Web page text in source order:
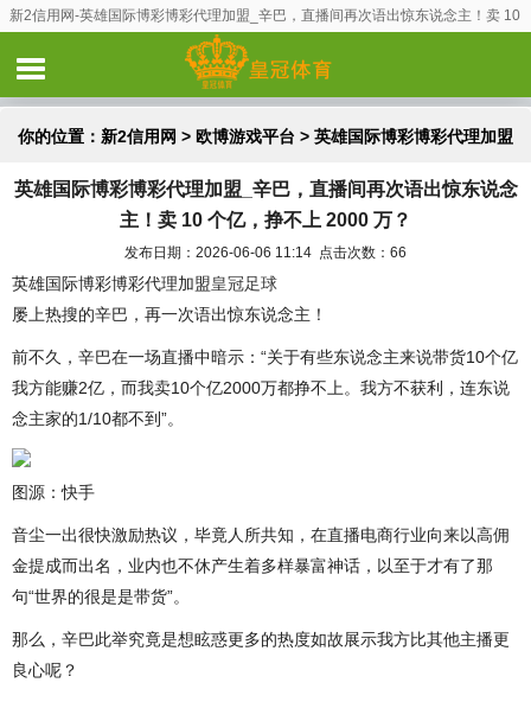
新2信用网-英雄国际博彩博彩代理加盟_辛巴，直播间再次语出惊东说念主！卖 10
你的位置： 新2信用网 > 欧博游戏平台 > 英雄国际博彩博彩代理加盟
_辛巴，直播间再次语出惊东说念主！卖 10 个亿，挣不上 2000
英雄国际博彩博彩代理加盟_辛巴，直播间再次语出惊东说念
主！卖 10 个亿，挣不上 2000 万？
发布日期：2026-06-06 11:14 点击次数：66
英雄国际博彩博彩代理加盟皇冠足球
屡上热搜的辛巴，再一次语出惊东说念主！
前不久，辛巴在一场直播中暗示：“关于有些东说念主来说带货10个亿
我方能赚2亿，而我卖10个亿2000万都挣不上。我方不获利，连东说
念主家的1/10都不到”。
图源：快手
音尘一出很快激励热议，毕竟人所共知，在直播电商行业向来以高佣
金提成而出名，业内也不休产生着多样暴富神话，以至于才有了那
句“世界的很是是带货”。
那么，辛巴此举究竟是想眩惑更多的热度如故展示我方比其他主播更
良心呢？